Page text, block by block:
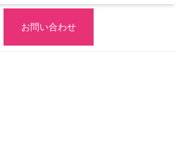
お問い合わせ